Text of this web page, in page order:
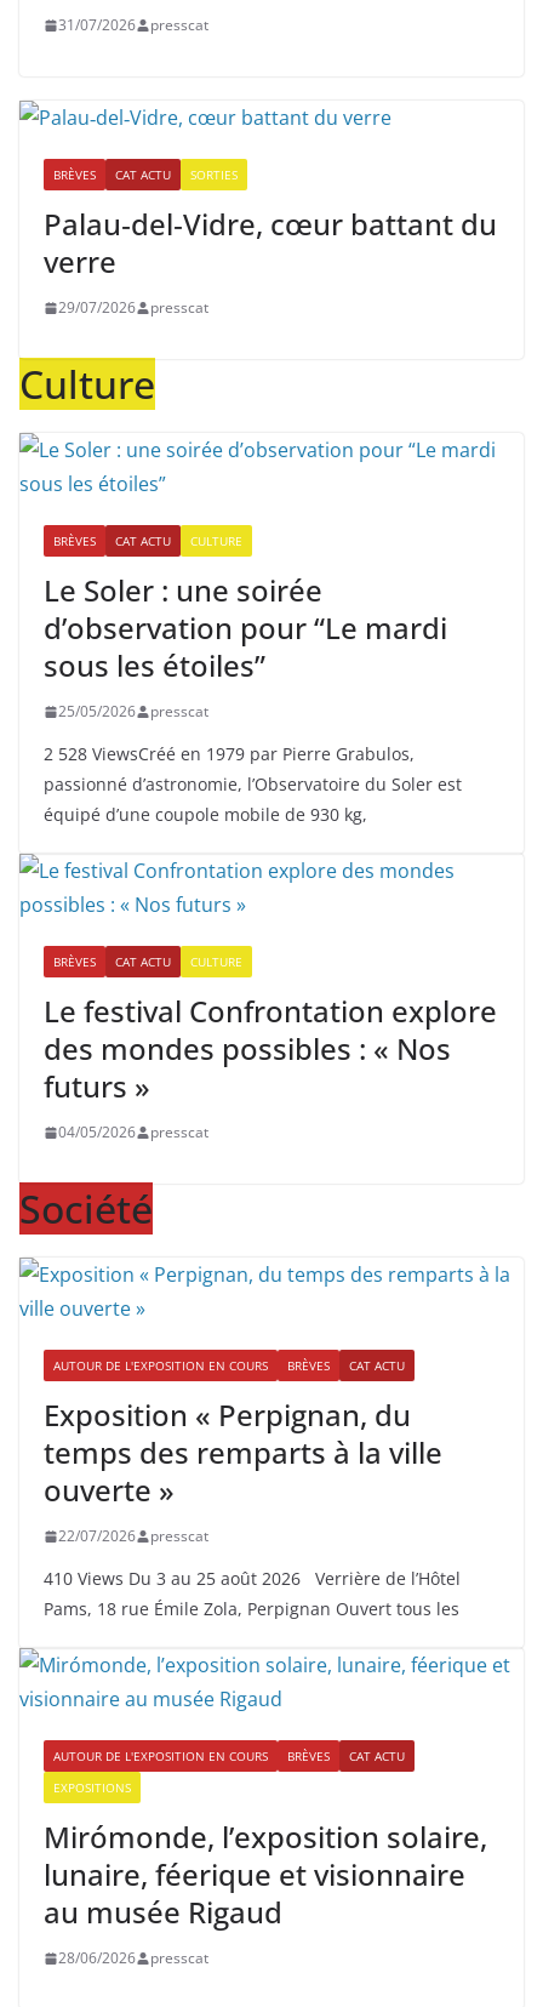
31/07/2026 presscat
BRÈVES CAT ACTU SORTIES
Palau‑del‑Vidre, cœur battant du
verre
29/07/2026 presscat
Culture
BRÈVES CAT ACTU CULTURE
Le Soler : une soirée
d’observation pour “Le mardi
sous les étoiles”
25/05/2026 presscat
2 528 ViewsCréé en 1979 par Pierre Grabulos,
passionné d’astronomie, l’Observatoire du Soler est
équipé d’une coupole mobile de 930 kg,
BRÈVES CAT ACTU CULTURE
Le festival Confrontation explore
des mondes possibles : « Nos
futurs »
04/05/2026 presscat
Société
AUTOUR DE L'EXPOSITION EN COURS BRÈVES CAT ACTU
Exposition « Perpignan, du
temps des remparts à la ville
ouverte »
22/07/2026 presscat
410 Views Du 3 au 25 août 2026 Verrière de l’Hôtel
Pams, 18 rue Émile Zola, Perpignan Ouvert tous les
AUTOUR DE L'EXPOSITION EN COURS BRÈVES
CAT ACTU
EXPOSITIONS
Mirómonde, l’exposition solaire,
lunaire, féerique et visionnaire
au musée Rigaud
28/06/2026 presscat